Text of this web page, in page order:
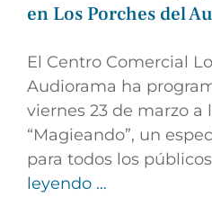
en Los Porches del
El Centro Comercial
Audiorama ha
viernes 23 de marzo a
“Magieando”, un
para todos los
leyendo …